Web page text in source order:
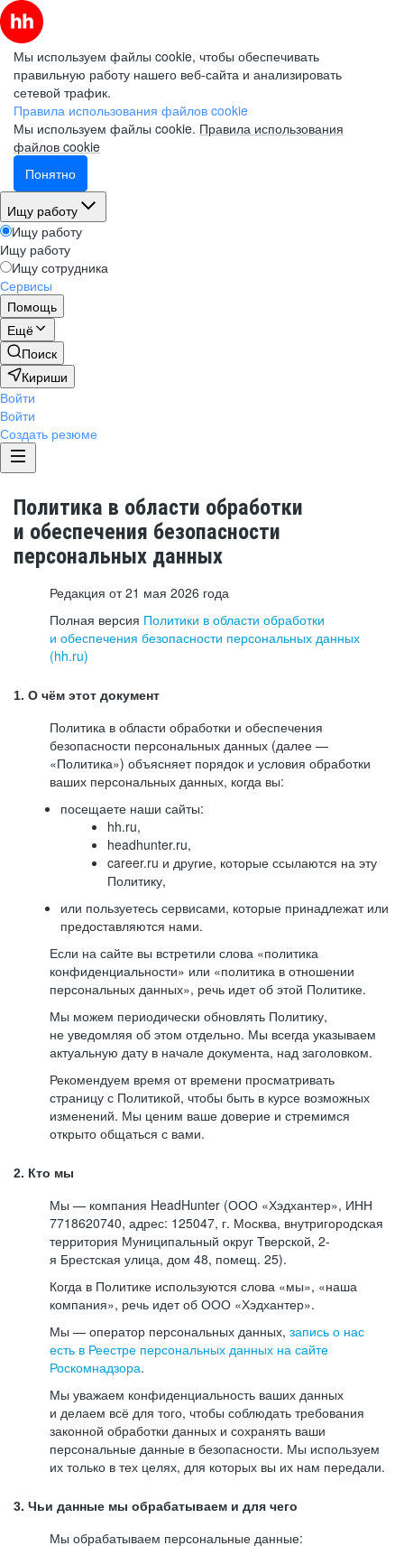
Мы используем файлы cookie, чтобы обеспечивать
правильную работу нашего веб-сайта и анализировать
сетевой трафик.
Правила использования файлов cookie
Мы используем файлы cookie. Правила использования
файлов cookie
Понятно
Ищу работу
Ищу работу
Ищу работу
Ищу сотрудника
Сервисы
Помощь
Ещё
Поиск
Кириши
Войти
Войти
Создать резюме
Политика в области обработки
и обеспечения безопасности
персональных данных
Редакция от 21 мая 2026 года
Полная версия Политики в области обработки
и обеспечения безопасности персональных данных
(hh.ru)
1. О чём этот документ
Политика в области обработки и обеспечения
безопасности персональных данных (далее —
«Политика») объясняет порядок и условия обработки
ваших персональных данных, когда вы:
посещаете наши сайты:
hh.ru,
headhunter.ru,
career.ru и другие, которые ссылаются на эту
Политику,
или пользуетесь сервисами, которые принадлежат или
предоставляются нами.
Если на сайте вы встретили слова «политика
конфиденциальности» или «политика в отношении
персональных данных», речь идет об этой Политике.
Мы можем периодически обновлять Политику,
не уведомляя об этом отдельно. Мы всегда указываем
актуальную дату в начале документа, над заголовком.
Рекомендуем время от времени просматривать
страницу с Политикой, чтобы быть в курсе возможных
изменений. Мы ценим ваше доверие и стремимся
открыто общаться с вами.
2. Кто мы
Мы — компания HeadHunter (ООО «Хэдхантер», ИНН
7718620740, адрес: 125047, г. Москва, внутригородская
территория Муниципальный округ Тверской, 2-
я Брестская улица, дом 48, помещ. 25).
Когда в Политике используются слова «мы», «наша
компания», речь идет об ООО «Хэдхантер».
Мы — оператор персональных данных, запись о нас
есть в Реестре персональных данных на сайте
Роскомнадзора.
Мы уважаем конфиденциальность ваших данных
и делаем всё для того, чтобы соблюдать требования
законной обработки данных и сохранять ваши
персональные данные в безопасности. Мы используем
их только в тех целях, для которых вы их нам передали.
3. Чьи данные мы обрабатываем и для чего
Мы обрабатываем персональные данные: